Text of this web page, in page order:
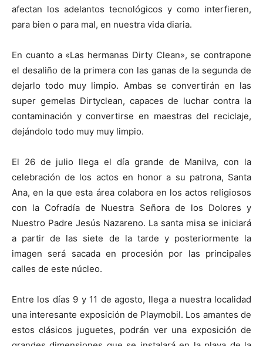
afectan los adelantos tecnológicos y como interfieren,
para bien o para mal, en nuestra vida diaria.
En cuanto a «Las hermanas Dirty Clean», se contrapone
el desaliño de la primera con las ganas de la segunda de
dejarlo todo muy limpio. Ambas se convertirán en las
super gemelas Dirtyclean, capaces de luchar contra la
contaminación y convertirse en maestras del reciclaje,
dejándolo todo muy muy limpio.
El 26 de julio llega el día grande de Manilva, con la
celebración de los actos en honor a su patrona, Santa
Ana, en la que esta área colabora en los actos religiosos
con la Cofradía de Nuestra Señora de los Dolores y
Nuestro Padre Jesús Nazareno. La santa misa se iniciará
a partir de las siete de la tarde y posteriormente la
imagen será sacada en procesión por las principales
calles de este núcleo.
Entre los días 9 y 11 de agosto, llega a nuestra localidad
una interesante exposición de Playmobil. Los amantes de
estos clásicos juguetes, podrán ver una exposición de